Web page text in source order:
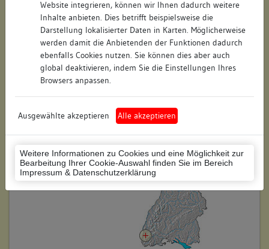
Website integrieren, können wir Ihnen dadurch weitere
Inhalte anbieten. Dies betrifft beispielsweise die
Darstellung lokalisierter Daten in Karten. Möglicherweise
werden damit die Anbietenden der Funktionen dadurch
ebenfalls Cookies nutzen. Sie können dies aber auch
global deaktivieren, indem Sie die Einstellungen Ihres
Browsers anpassen.
Ausgewählte akzeptieren Alle akzeptieren
Weitere Informationen zu Cookies und eine Möglichkeit zur
Bearbeitung Ihrer Cookie-Auswahl finden Sie im Bereich
Impressum & Datenschutzerklärung
Regierungsbezirk: Freiburg
Breisgau-Hochschwarzwald
(Landkreis)
Wohnplatzschlüssel:
keine
Historische Gebäudenummer: keine
Lage des Wohnplatzes: